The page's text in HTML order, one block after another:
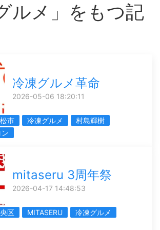
ルメ」をもつ記
冷凍グルメ革命
2026-05-06 18:20:11
市 冷凍グルメ
村島輝樹
mitaseru 3周年祭
2026-04-17 14:48:53
区 MITASERU
冷凍グルメ